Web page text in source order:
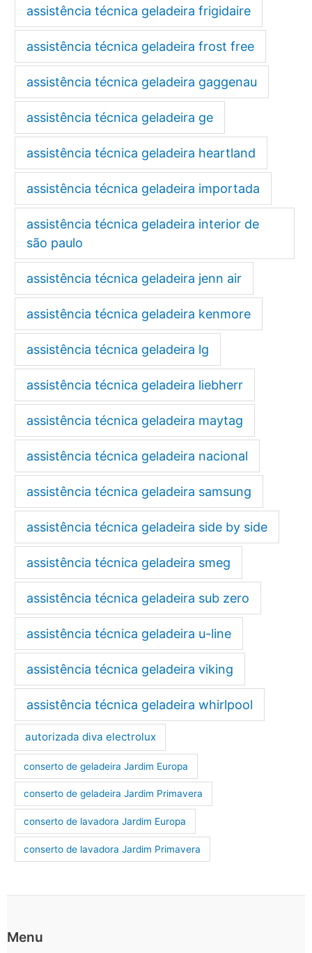
assistência técnica geladeira frigidaire
assistência técnica geladeira frost free
assistência técnica geladeira gaggenau
assistência técnica geladeira ge
assistência técnica geladeira heartland
assistência técnica geladeira importada
assistência técnica geladeira interior de
são paulo
assistência técnica geladeira jenn air
assistência técnica geladeira kenmore
assistência técnica geladeira lg
assistência técnica geladeira liebherr
assistência técnica geladeira maytag
assistência técnica geladeira nacional
assistência técnica geladeira samsung
assistência técnica geladeira side by side
assistência técnica geladeira smeg
assistência técnica geladeira sub zero
assistência técnica geladeira u-line
assistência técnica geladeira viking
assistência técnica geladeira whirlpool
autorizada diva electrolux
conserto de geladeira Jardim Europa
conserto de geladeira Jardim Primavera
conserto de lavadora Jardim Europa
conserto de lavadora Jardim Primavera
Menu